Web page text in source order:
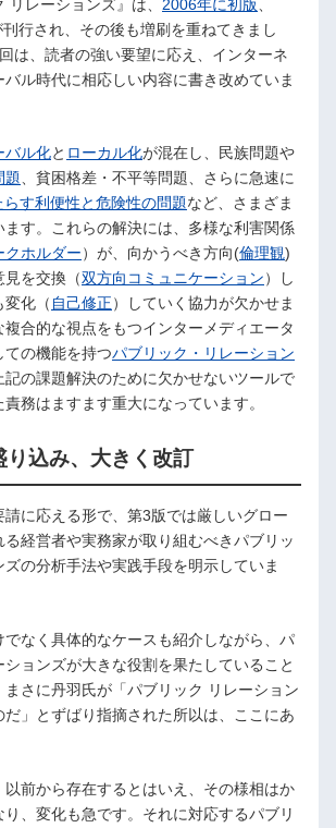
リレーションズ』は、 2006年に初版
刊行され、その後も増刷を重ねてきまし
は、読者の強い要望に応え、インターネ
バル時代に相応しい内容に書き改めていま
バル化と ローカル化が混在し、民族問題や
題、貧困格差・不平等問題、さらに急速に
らす利便性と危険性の問題など、さまざま
ます。これらの解決には、多様な利害関係
クホルダー）が、向かうべき方向(倫理観)
見を交換（双方向コミュニケーション）し
変化（ 自己修正）していく協力が欠かせま
合的な視点をもつインターメディエータ
ての機能を持つパブリック・リレーション
記の課題解決のために欠かせないツールで
務はますます重大になっています。
り込み、大きく改訂
請に応える形で、第3版では厳しいグロー
経営者や実務家が取り組むべきパブリッ
の分析手法や実践手段を明示していま
でなく具体的なケースも紹介しながら、パ
ョンズが大きな役割を果たしていること
まさに丹羽氏が「パブリック リレーション
だ」とずばり指摘された所以は、ここにあ
以前から存在するとはいえ、その様相はか
、変化も急です。それに対応するパブリ